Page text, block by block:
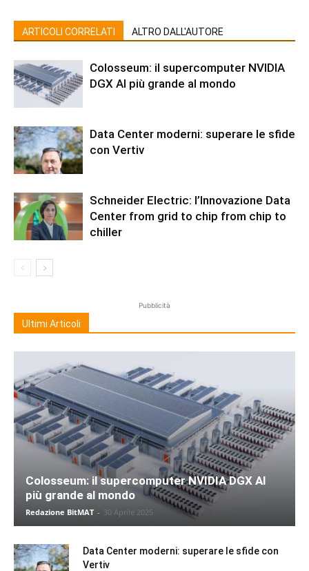
ARTICOLI CORRELATI ALTRO DALL'AUTORE
Colosseum: il supercomputer NVIDIA
DGX AI più grande al mondo
Data Center moderni: superare le sfide
con Vertiv
Schneider Electric: l’Innovazione Data
Center from grid to chip from chip to
chiller
Pubblicità
Ultimi Articoli
Colosseum: il supercomputer NVIDIA DGX AI
più grande al mondo
Redazione BitMAT - 30 Aprile 2025
Data Center moderni: superare le sfide con
Vertiv